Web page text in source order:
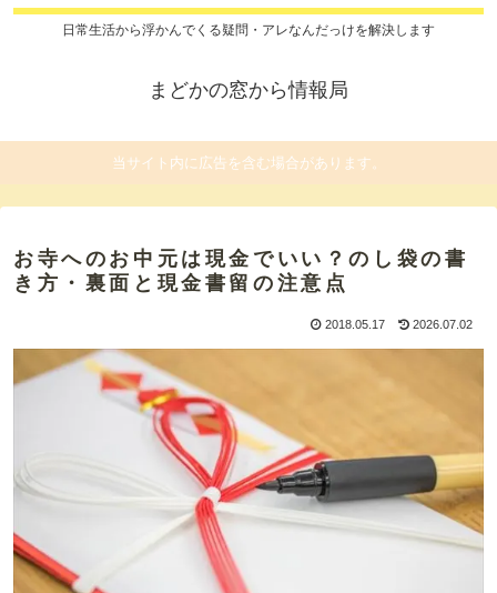
日常生活から浮かんでくる疑問・アレなんだっけを解決します
まどかの窓から情報局
当サイト内に広告を含む場合があります。
お寺へのお中元は現金でいい？のし袋の書
き方・裏面と現金書留の注意点
2018.05.17 2026.07.02